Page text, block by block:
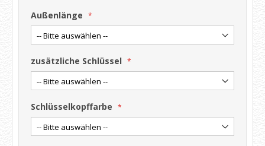
Außenlänge
zusätzliche Schlüssel
Schlüsselkopffarbe